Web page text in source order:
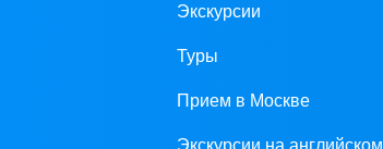
Экскурсии
Туры
Прием в Москве
Экскурсии на английском